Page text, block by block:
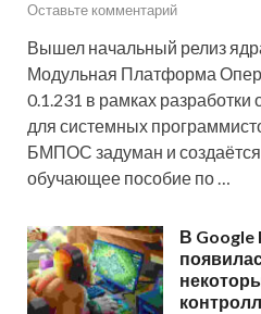
Оставьте комментарий
Вышел начальный релиз
Модульная Платформа
0.1.231 в рамках
для системных
БМПОС задуман и
обучающее пособие по …
В Google